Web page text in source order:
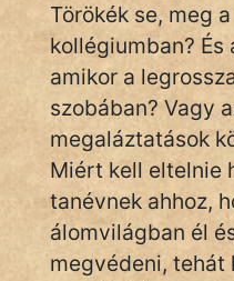
Törökék se, meg
kollégiumban? És
amikor a
szobában? Vagy
megaláztatások
Miért kell eltelnie
tanévnek ahhoz,
álomvilágban él
megvédeni, tehát